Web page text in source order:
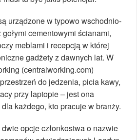
urządzone w typowo wschodnio-
cementowymi ścianami,
meblami i recepcją w której
gadżety z dawnych lat. W
(centralworking.com)
do jedzenia, picia kawy,
przy laptopie – jest ona
każdego, kto pracuje w branży.
opcje członkostwa o nazwie